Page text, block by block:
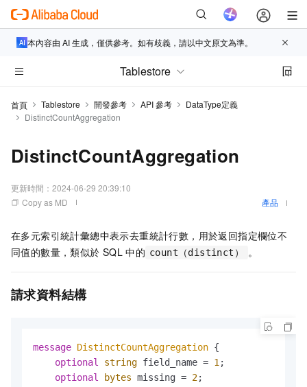
本內容由 AI 生成，僅供參考。如有歧義，請以中文原文為準。
Tablestore
首頁 Tablestore 開發參考 API 參考
DataType定義
DistinctCountAggregation
DistinctCountAggregation
更新時間： 2024-06-29 20:39:10
Copy as MD
產品
在多元索引統計彙總中表示去重統計行數，用於返回指定欄位不
同值的數量，類似於 SQL 中的 count（distinct） 。
請求資料結構
message DistinctCountAggregation {
optional
string field_name = 1 ;
optional
bytes missing = 2;